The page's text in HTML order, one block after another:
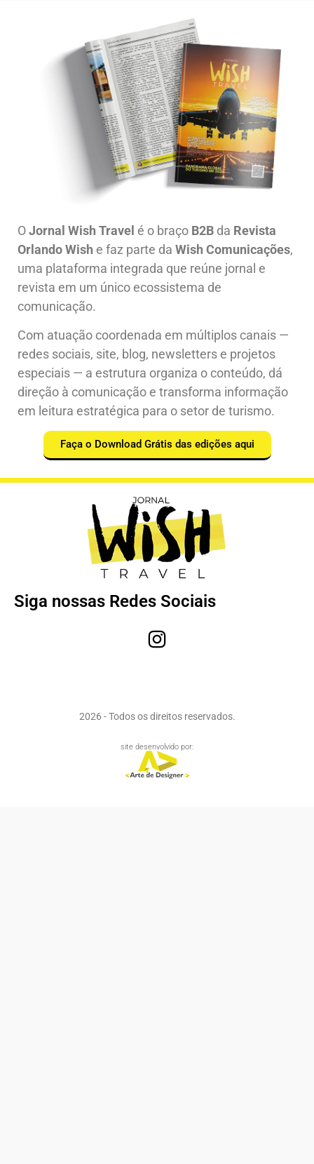
OJornal Wish Travel é o braço B2B da Revista
Orlando Wish e faz parte da Wish Comunicações,
uma plataforma integrada que reúne jornal e
revista em um único ecossistema de
comunicação.
Com atuação coordenada em múltiplos canais —
redes sociais, site, blog, newsletters e projetos
especiais — a estrutura organiza o conteúdo, dá
direção à comunicação e transforma informação
em leitura estratégica para o setor de turismo.
Faça o Download Grátis das edições aqui
Siga nossas Redes Sociais
2026 - Todos os direitos reservados.
site desenvolvido por: